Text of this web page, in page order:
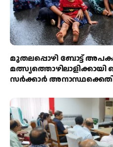
മുതലപ്പൊഴി ബോട്ട്
സർക്കാർ